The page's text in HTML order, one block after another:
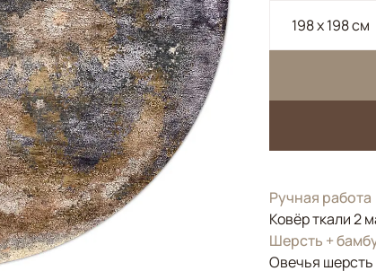
198 x 198 см
Ручная работа
Ковёр ткали 2
Шерсть +
Овечья шерсть